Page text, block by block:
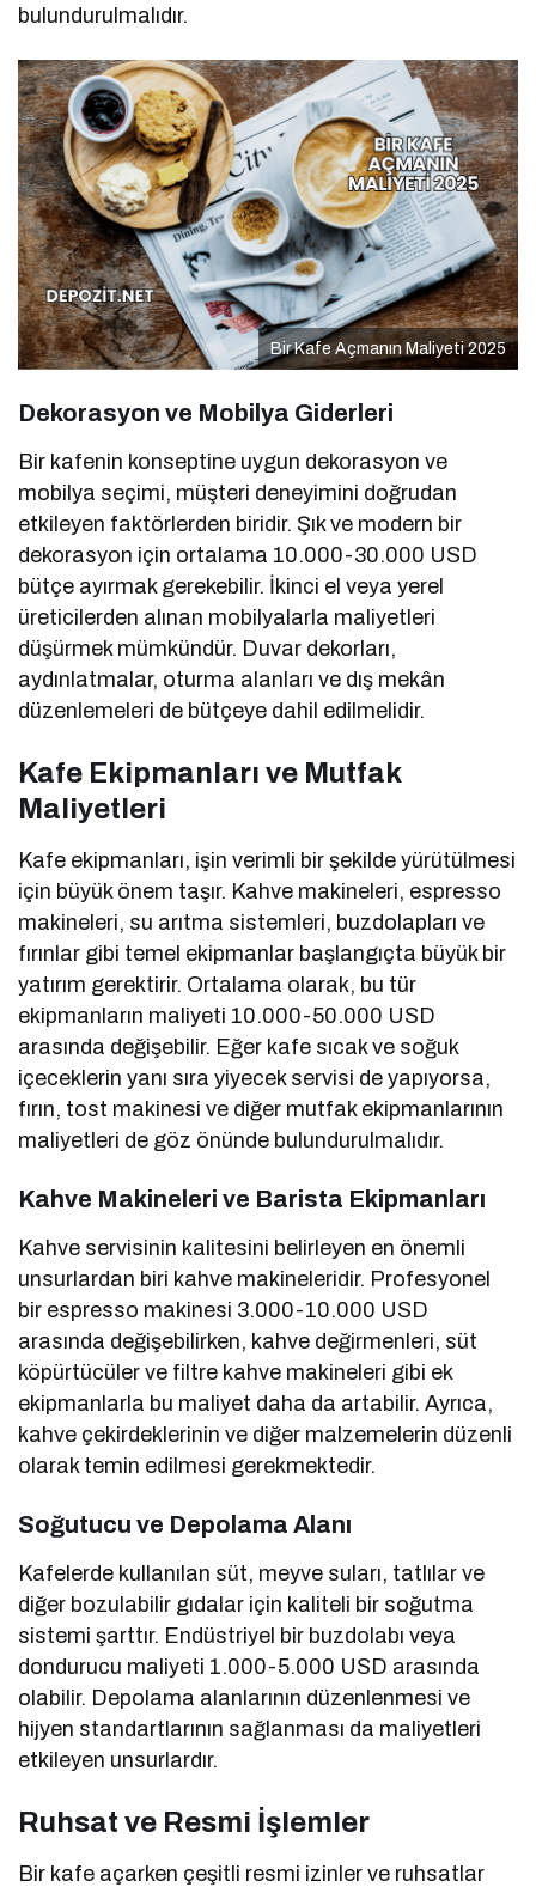
bulundurulmalıdır.
Bir Kafe Açmanın Maliyeti 2025
Dekorasyon ve Mobilya Giderleri
Bir kafenin konseptine uygun dekorasyon ve
mobilya seçimi, müşteri deneyimini doğrudan
etkileyen faktörlerden biridir. Şık ve modern bir
dekorasyon için ortalama 10.000-30.000 USD
bütçe ayırmak gerekebilir. İkinci el veya yerel
üreticilerden alınan mobilyalarla maliyetleri
düşürmek mümkündür. Duvar dekorları,
aydınlatmalar, oturma alanları ve dış mekân
düzenlemeleri de bütçeye dahil edilmelidir.
Kafe Ekipmanları ve Mutfak
Maliyetleri
Kafe ekipmanları, işin verimli bir şekilde yürütülmesi
için büyük önem taşır. Kahve makineleri, espresso
makineleri, su arıtma sistemleri, buzdolapları ve
fırınlar gibi temel ekipmanlar başlangıçta büyük bir
yatırım gerektirir. Ortalama olarak, bu tür
ekipmanların maliyeti 10.000-50.000 USD
arasında değişebilir. Eğer kafe sıcak ve soğuk
içeceklerin yanı sıra yiyecek servisi de yapıyorsa,
fırın, tost makinesi ve diğer mutfak ekipmanlarının
maliyetleri de göz önünde bulundurulmalıdır.
Kahve Makineleri ve Barista Ekipmanları
Kahve servisinin kalitesini belirleyen en önemli
unsurlardan biri kahve makineleridir. Profesyonel
bir espresso makinesi 3.000-10.000 USD
arasında değişebilirken, kahve değirmenleri, süt
köpürtücüler ve filtre kahve makineleri gibi ek
ekipmanlarla bu maliyet daha da artabilir. Ayrıca,
kahve çekirdeklerinin ve diğer malzemelerin düzenli
olarak temin edilmesi gerekmektedir.
Soğutucu ve Depolama Alanı
Kafelerde kullanılan süt, meyve suları, tatlılar ve
diğer bozulabilir gıdalar için kaliteli bir soğutma
sistemi şarttır. Endüstriyel bir buzdolabı veya
dondurucu maliyeti 1.000-5.000 USD arasında
olabilir. Depolama alanlarının düzenlenmesi ve
hijyen standartlarının sağlanması da maliyetleri
etkileyen unsurlardır.
Ruhsat ve Resmi İşlemler
Bir kafe açarken çeşitli resmi izinler ve ruhsatlar